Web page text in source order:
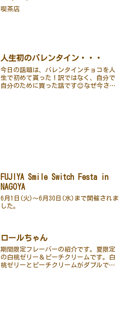
喫茶店
人生初のバレンタイン・・・
今日の話題は、バレンタインチョコを人
生で初めて貰った！訳ではなく、自分で
自分のために買った話です😊なぜ今さら
FUJIYA Smile Switch Festa in
NAGOYA
6月1日(火)～6月30日(水)まで開催されま
した。
ロールちゃん
期間限定フレーバーの紹介です。夏限定
の白桃ゼリー＆ピーチクリームです。白
桃ゼリーとピーチクリームがダブルで味